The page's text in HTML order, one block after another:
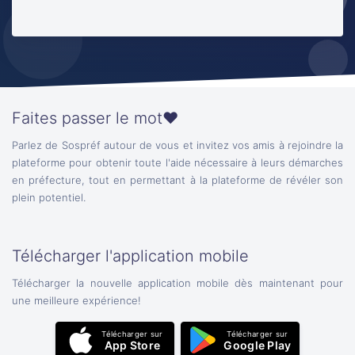
Faites passer le mot❤️
Parlez de Sospréf autour de vous et invitez vos amis à rejoindre la
plateforme pour obtenir toute l'aide nécessaire à leurs démarches
en préfecture, tout en permettant à la plateforme de révéler son
plein potentiel.
Télécharger l'application mobile
Télécharger la nouvelle application mobile dès maintenant pour
une meilleure expérience!
Télécharger sur
App Store
Télécharger sur
Google Play